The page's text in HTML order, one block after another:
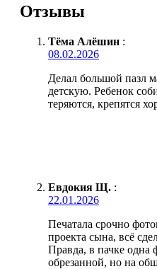
Отзывы
Тёма Алёшин :
08.02.2026
Делал большой пазл
детскую. Ребенок
теряются, крепятся
Евдокия Щ. :
22.01.2026
Печатала срочно
проекта сына, всё
Правда, в пачке одна
обрезанной, но на